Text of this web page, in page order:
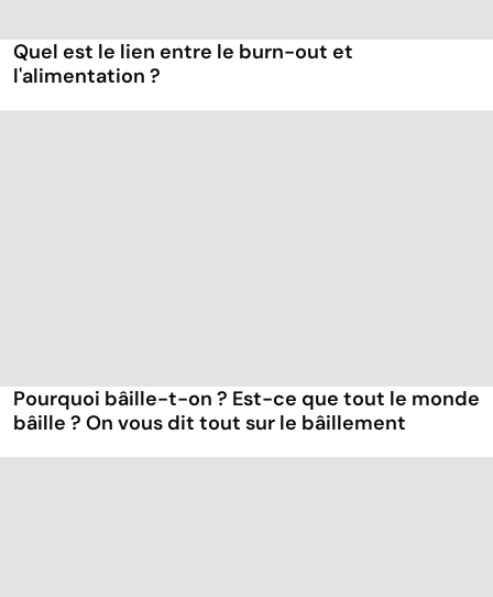
Quel est le lien entre le burn-out et
l'alimentation ?
Pourquoi bâille-t-on ? Est-ce que tout le monde
bâille ? On vous dit tout sur le bâillement